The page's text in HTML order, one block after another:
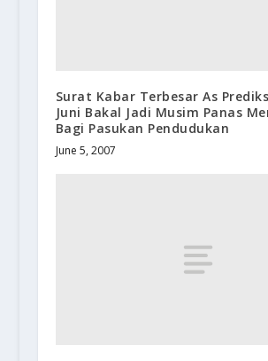
Surat Kabar Terbesar As
Juni Bakal Jadi Musim Panas
Bagi Pasukan Pendudukan
June 5, 2007